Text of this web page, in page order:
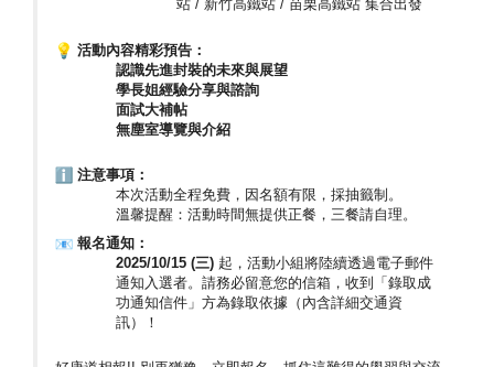
站 / 新竹高鐵站 / 苗栗高鐵站 集合出發
活動內容精彩預告：
認識先進封裝的未來與展望
學長姐經驗分享與諮詢
面試大補帖
無塵室導覽與介紹
注意事項：
本次活動全程免費，因名額有限，採抽籤制。
溫馨提醒：活動時間無提供正餐，三餐請自理。
報名通知：
2025/10/15 (三) 起，活動小組將陸續透過電子郵件
通知入選者。請務必留意您的信箱，收到「錄取成
功通知信件」方為錄取依據（ 內含詳細交通資
訊）！